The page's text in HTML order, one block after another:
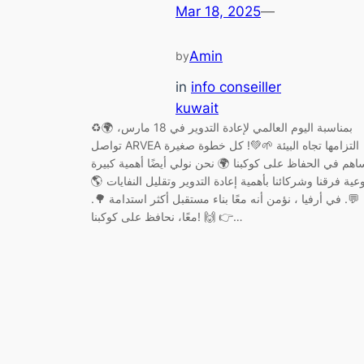
Mar 18, 2025—
byAmin
in info conseiller
kuwait
♻️🌍 بمناسبة اليوم العالمي لإعادة التدوير في 18 مارس،
تواصل ARVEA التزامها تجاه البيئة 🌱💚! كل خطوة صغيرة
في الحفاظ على كوكبنا 🌍 نحن نولي أيضًا أهمية كبيرة
فرقنا وشركائنا بأهمية إعادة التدوير وتقليل النفايات 🌎
💬. في أرفيا ، نؤمن أنه معًا بناء مستقبل أكثر استدامة 🌳.
معًا، نحافظ على كوكبنا! 🙌 👉…